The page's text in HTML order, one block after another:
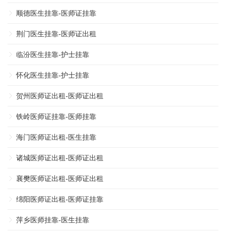
顺德医生挂靠-医师证挂靠
荆门医生挂靠-医师证出租
临汾医生挂靠-护士挂靠
怀化医生挂靠-护士挂靠
贺州医师证出租-医师证出租
铁岭医师证挂靠-医师挂靠
海门医师证出租-医生挂靠
诸城医师证出租-医师证出租
襄樊医师证出租-医师证出租
绵阳医师证出租-医师证挂靠
萍乡医师挂靠-医生挂靠